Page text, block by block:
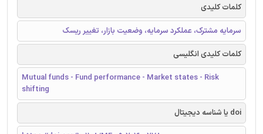
کلمات کلیدی
سرمایه مشترک، عملکرد سرمایه، وضعیت بازار، تغییر ریسک
کلمات کلیدی انگلیسی
Mutual funds - Fund performance - Market states - Risk
shifting
doi یا شناسه دیجیتال